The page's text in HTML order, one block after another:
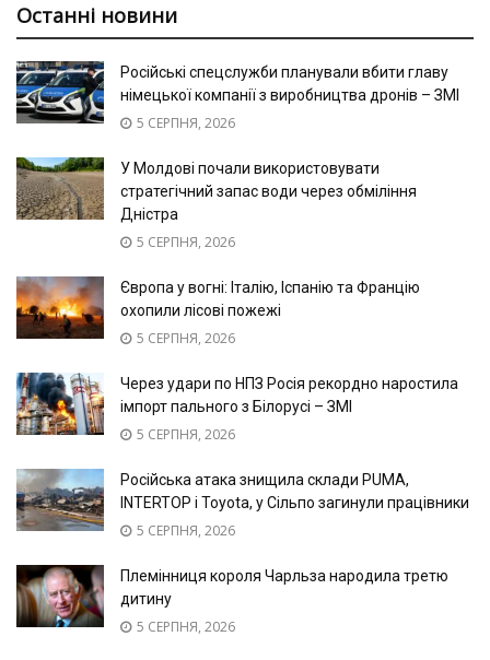
Останні новини
Російські спецслужби планували вбити главу
німецької компанії з виробництва дронів – ЗМІ
5 СЕРПНЯ, 2026
У Молдові почали використовувати
стратегічний запас води через обміління
Дністра
5 СЕРПНЯ, 2026
Європа у вогні: Італію, Іспанію та Францію
охопили лісові пожежі
5 СЕРПНЯ, 2026
Через удари по НПЗ Росія рекордно наростила
імпорт пального з Білорусі – ЗМІ
5 СЕРПНЯ, 2026
Російська атака знищила склади PUMA,
INTERTOP і Toyota, у Сільпо загинули працівники
5 СЕРПНЯ, 2026
Племінниця короля Чарльза народила третю
дитину
5 СЕРПНЯ, 2026